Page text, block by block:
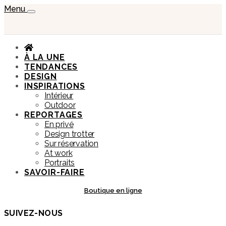
Menu
À LA UNE
TENDANCES
DESIGN
INSPIRATIONS
Intérieur
Outdoor
REPORTAGES
En privé
Design trotter
Sur réservation
At work
Portraits
SAVOIR-FAIRE
Boutique en ligne
SUIVEZ-NOUS